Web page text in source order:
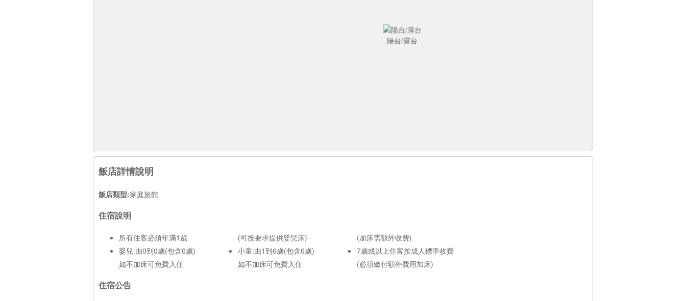
陽台/露台
飯店詳情說明
飯店類型:家庭旅館
住宿說明
所有住客必須年滿1歲
嬰兒:由0到0歲(包含0歲)
如不加床可免費入住
(可按要求提供嬰兒床)
小童:由1到6歲(包含6歲)
如不加床可免費入住
(加床需額外收費)
7歲或以上住客按成人標準收費
(必須繳付額外費用加床)
住宿公告